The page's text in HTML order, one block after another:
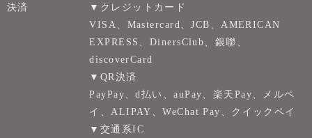
決済
▼クレジットカード
VISA、Mastercard、JCB、AMERICAN
EXPRESS、DinersClub、銀聯、
discoverCard
▼QR決済
PayPay、d払い、auPay、楽天Pay、メルペ
イ、ALIPAY、WeChat Pay、クイックペイ
▼交通系IC